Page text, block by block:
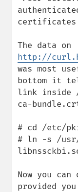
certificates
http://
was most
bottom it
link inside
ca-
# cd /etc/
# ln -s /
Now you
provided